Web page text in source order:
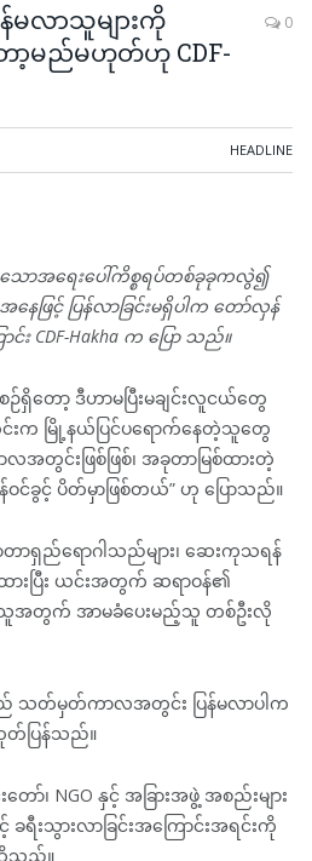
မလာသူများကို
ာ့မည်မဟုတ်ဟု CDF-
0
HEADLINE
သောအရေးပေါ်ကိစ္စရပ်တစ်ခုခုကလွဲ၍
ဖြင့် ပြန်လာခြင်းမရှိပါက တော်လှန်
Hakha က ပြော သည်။
ဉ်ရှိတော့ ဒီဟာမပြီးမချင်းလူငယ်တွေ
က မြို့နယ်ပြင်ပရောက်နေတဲ့သူတွေ
တွင်းဖြစ်ဖြစ်၊ အခုတာမြစ်ထားတဲ့
န်ဝင်ခွင့် ပိတ်မှာဖြစ်တယ်” ဟု ပြောသည်။
ာတာရှည်ရောဂါသည်များ၊ ဆေးကုသရန်
ားပြီး ယင်းအတွက် ဆရာဝန်၏
အတွက် အာမခံပေးမည့်သူ တစ်ဦးလို
ည် သတ်မှတ်ကာလအတွင်း ပြန်မလာပါက
တ်ပြန်သည်။
NGO နှင့် အခြားအဖွဲ့ အစည်းများ
းသွားလာခြင်းအကြောင်းအရင်းကို
ဆိုသည်။